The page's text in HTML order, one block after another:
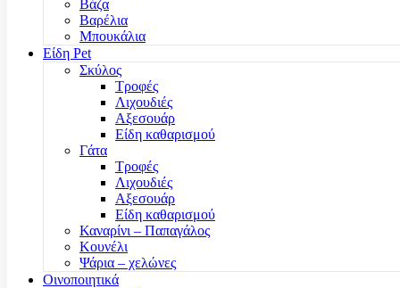
Βάζα
Βαρέλια
Μπουκάλια
Είδη Pet
Σκύλος
Τροφές
Λιχουδιές
Αξεσουάρ
Είδη καθαρισμού
Γάτα
Τροφές
Λιχουδιές
Αξεσουάρ
Είδη καθαρισμού
Καναρίνι – Παπαγάλος
Κουνέλι
Ψάρια – χελώνες
Οινοποιητικά